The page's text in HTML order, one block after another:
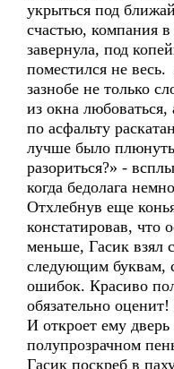
укрыться под
счастью, компания в
завернула, под
поместился не
зазнобе не только
из окна
по асфальту
лучше было
разориться?» -
когда бедолага
Отхлебнув еще
констатировав, что
меньше, Гасик взял
следующим буквам,
ошибок. Красиво
обязательно
И откроет ему
полупрозрачном
Гасик поскреб в